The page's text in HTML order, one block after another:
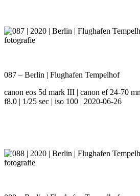
087 – Berlin | Flughafen Tempelhof
canon eos 5d mark III | canon ef 24-70
f8.0 | 1/25 sec | iso 100 | 2020-06-26